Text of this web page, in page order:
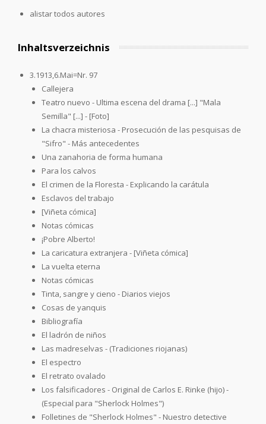
alistar todos autores
Inhaltsverzeichnis
3.1913,6.Mai=Nr. 97
Callejera
Teatro nuevo - Ultima escena del drama [...] "Mala
Semilla" [...] - [Foto]
La chacra misteriosa - Prosecución de las pesquisas de
"Sifro" - Más antecedentes
Una zanahoria de forma humana
Para los calvos
El crimen de la Floresta - Explicando la carátula
Esclavos del trabajo
[Viñeta cómica]
Notas cómicas
¡Pobre Alberto!
La caricatura extranjera - [Viñeta cómica]
La vuelta eterna
Notas cómicas
Tinta, sangre y cieno - Diarios viejos
Cosas de yanquis
Bibliografía
El ladrón de niños
Las madreselvas - (Tradiciones riojanas)
El espectro
El retrato ovalado
Los falsificadores - Original de Carlos E. Rinke (hijo) -
(Especial para "Sherlock Holmes")
Folletines de "Sherlock Holmes" - Nuestro detective